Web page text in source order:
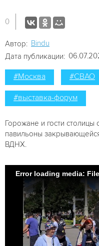
0
Автор: Bindu
Дата публикации:
#Москва #СВАО
#выставка-форум
Горожане и гости столицы
павильоны
ВДНХ.
Error loading media: